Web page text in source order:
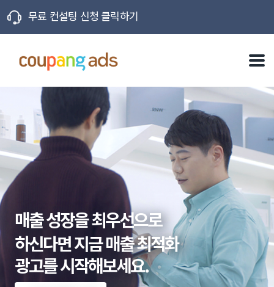
무료 컨설팅 신청 클릭하기
매출 성장을 최우선으로
하신다면 지금 매출 최적화
광고를 시작해보세요.